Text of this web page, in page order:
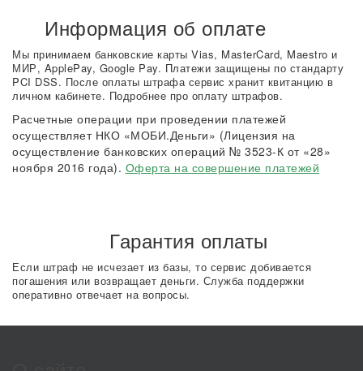
Информация об оплате
Мы принимаем банковские карты Vias, MasterCard, Maestro и
МИР, ApplePay, Google Pay. Платежи защищены по стандарту
PCI DSS. После оплаты штрафа сервис хранит квитанцию в
личном кабинете. Подробнее про оплату штрафов.
Расчетные операции при проведении платежей
осуществляет НКО «МОБИ.Деньги» (Лицензия на
осуществление банковских операций № 3523-К от «28»
ноября 2016 года). Оферта на совершение платежей
Гарантия оплаты
Если штраф не исчезает из базы, то сервис добивается
погашения или возвращает деньги. Служба поддержки
оперативно отвечает на вопросы.